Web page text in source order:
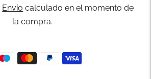
Envío calculado en el momento de
la compra.